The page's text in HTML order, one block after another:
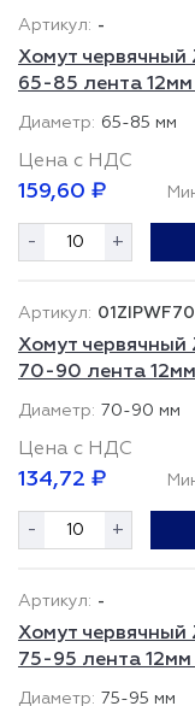
-
Хомут червячный
65-85 лента 12мм
65-85 мм
Цена с НДС
159,60 ₽
- +
Хомут червячный
70-90 лента
70-90 мм
Цена с НДС
134,72 ₽
- +
-
Хомут червячный
75-95 лента 12мм
75-95 мм